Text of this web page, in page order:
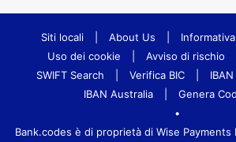
Siti locali About Us
Uso dei cookie
Avviso di rischio
SWIFT Search
Verifica BIC
IBAN Australia
Genera
•
Bank.codes è di proprietà di Wise Payments